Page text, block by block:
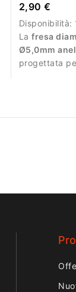
2,90 €
Disponibilità:
Lafresa
Ø5,0mm
progettata